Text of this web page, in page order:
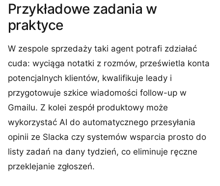
Przykładowe zadania w
praktyce
W zespole sprzedaży taki agent potrafi zdziałać
cuda: wyciąga notatki z rozmów, prześwietla konta
potencjalnych klientów, kwalifikuje leady i
przygotowuje szkice wiadomości follow-up w
Gmailu. Z kolei zespół produktowy może
wykorzystać AI do automatycznego przesyłania
opinii ze Slacka czy systemów wsparcia prosto do
listy zadań na dany tydzień, co eliminuje ręczne
przeklejanie zgłoszeń.